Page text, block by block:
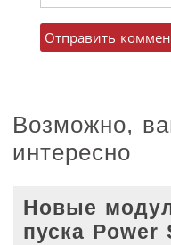
Возможно,
интересно
Новые
пуска Power